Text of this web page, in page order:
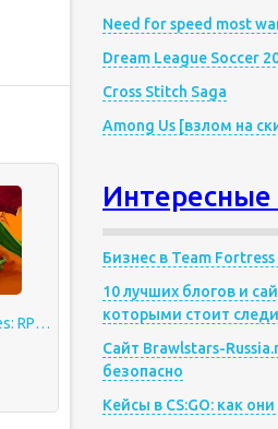
Empires & Puzzles: RPG Quest
Need for speed most
Dream League Soccer
Cross Stitch Saga
Among Us [взлом на
Интересные
Бизнес в Team
10 лучших блогов и
которыми стоит
Сайт Brawlstars-
безопасно
Кейсы в CS:GO: как